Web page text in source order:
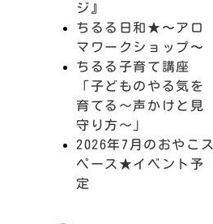
ジ』
ちるる日和★〜アロ
マワークショップ〜
ちるる子育て講座
「子どものやる気を
育てる～声かけと見
守り方～」
2026年7月のおやこス
ペース★イベント予
定